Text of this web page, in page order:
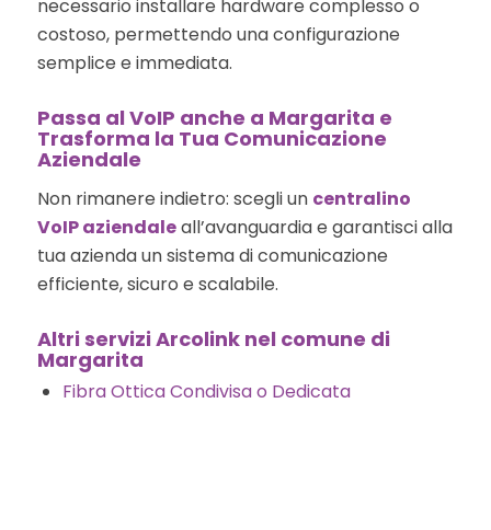
necessario installare hardware complesso o
costoso, permettendo una configurazione
semplice e immediata.
Passa al VoIP anche a Margarita e
Trasforma la Tua Comunicazione
Aziendale
Non rimanere indietro: scegli un centralino
VoIP aziendaleall’avanguardia e garantisci alla
tua azienda un sistema di comunicazione
efficiente, sicuro e scalabile.
Altri servizi Arcolink nel comune di
Margarita
Fibra Ottica Condivisa o Dedicata